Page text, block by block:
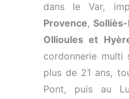
dans le Var,
Provence,
Ollioules et
cordonnerie multi
plus de 21 ans,
Pont, puis au